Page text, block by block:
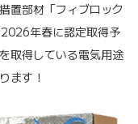
置部材「フィブロック
年春に認定取得予
取得している電気用途
ます！